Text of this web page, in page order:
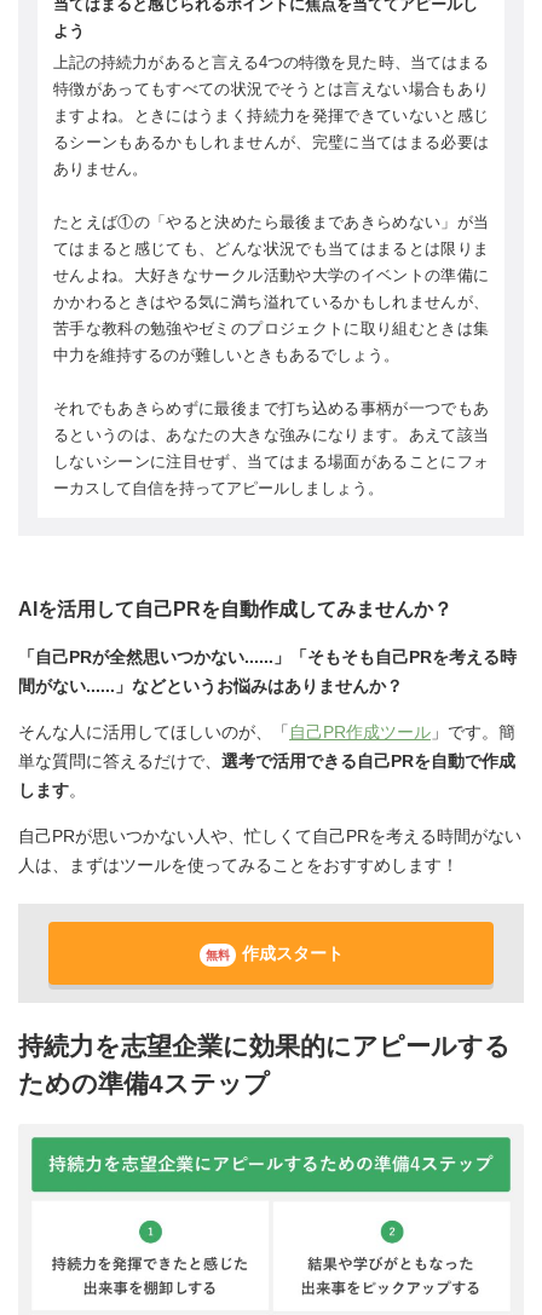
当てはまると感じられるポイントに焦点を当ててアピールし
よう
上記の持続力があると言える4つの特徴を見た時、当てはまる
特徴があってもすべての状況でそうとは言えない場合もあり
ますよね。ときにはうまく持続力を発揮できていないと感じ
るシーンもあるかもしれませんが、完璧に当てはまる必要は
ありません。
たとえば①の「やると決めたら最後まであきらめない」が当
てはまると感じても、どんな状況でも当てはまるとは限りま
せんよね。大好きなサークル活動や大学のイベントの準備に
かかわるときはやる気に満ち溢れているかもしれませんが、
苦手な教科の勉強やゼミのプロジェクトに取り組むときは集
中力を維持するのが難しいときもあるでしょう。
それでもあきらめずに最後まで打ち込める事柄が一つでもあ
るというのは、あなたの大きな強みになります。あえて該当
しないシーンに注目せず、当てはまる場面があることにフォ
ーカスして自信を持ってアピールしましょう。
AIを活用して自己PRを自動作成してみませんか？
「自己PRが全然思いつかない......」「そもそも自己PRを考える時
間がない......」などというお悩みはありませんか？
そんな人に活用してほしいのが、「 自己PR作成ツール 」です。簡
単な質問に答えるだけで、 選考で活用できる自己PRを自動で作成
します。
自己PRが思いつかない人や、忙しくて自己PRを考える時間がない
人は、まずはツールを使ってみることをおすすめします！
無料 作成スタート
持続力を志望企業に効果的にアピールする
ための準備4ステップ